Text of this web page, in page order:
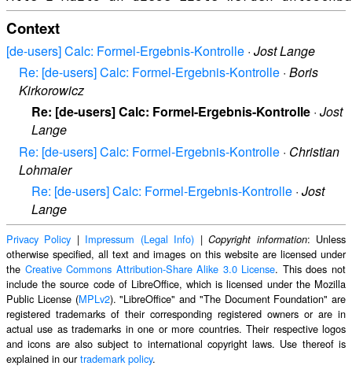
Context
[de-users] Calc: Formel-Ergebnis-Kontrolle · Jost Lange
Re: [de-users] Calc: Formel-Ergebnis-Kontrolle · Boris
Kirkorowicz
Re: [de-users] Calc: Formel-Ergebnis-Kontrolle · Jost
Lange
Re: [de-users] Calc: Formel-Ergebnis-Kontrolle · Christian
Lohmaier
Re: [de-users] Calc: Formel-Ergebnis-Kontrolle · Jost
Lange
Privacy Policy | Impressum (Legal Info) |Copyright information: Unless
otherwise specified, all text and images on this website are licensed under
the Creative Commons Attribution-Share Alike 3.0 License. This does not
include the source code of LibreOffice, which is licensed under the Mozilla
Public License (MPLv2). "LibreOffice" and "The Document Foundation" are
registered trademarks of their corresponding registered owners or are in
actual use as trademarks in one or more countries. Their respective logos
and icons are also subject to international copyright laws. Use thereof is
explained in ourtrademark policy.